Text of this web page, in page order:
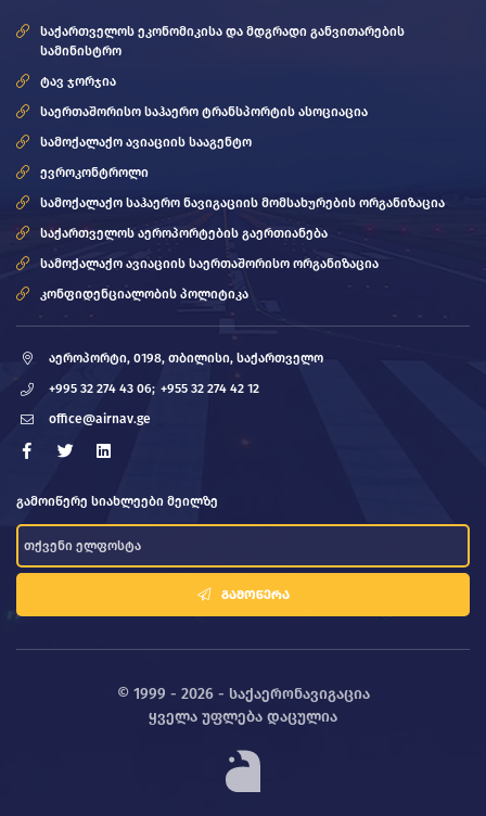
საქართველოს ეკონომიკისა და მდგრადი განვითარების
სამინისტრო
ტავ ჯორჯია
საერთაშორისო საჰაერო ტრანსპორტის ასოციაცია
სამოქალაქო ავიაციის სააგენტო
ევროკონტროლი
სამოქალაქო საჰაერო ნავიგაციის მომსახურების ორგანიზაცია
საქართველოს აეროპორტების გაერთიანება
სამოქალაქო ავიაციის საერთაშორისო ორგანიზაცია
კონფიდენციალობის პოლიტიკა
აეროპორტი, 0198, თბილისი, საქართველო
+995 32 274 43 06; +955 32 274 42 12
office@airnav.ge
გამოიწერე სიახლეები მეილზე
ᲒᲐᲛᲝᲬᲔᲠᲐ
© 1999 - 2026 - საქაერონავიგაცია
ყველა უფლება დაცულია